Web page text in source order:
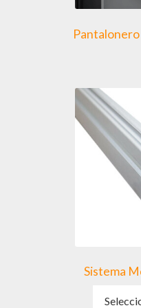
Sistema